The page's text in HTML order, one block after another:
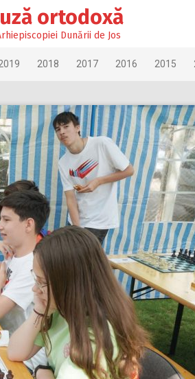
ortodoxă
Dunării de Jos
2018 2017 2016 2015